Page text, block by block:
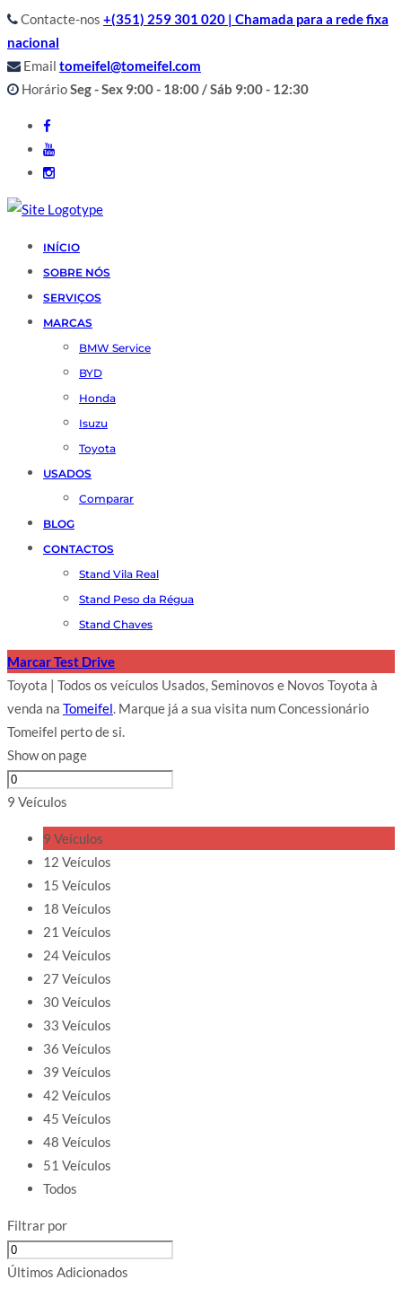
Contacte-nos +(351) 259 301 020 | Chamada para a rede fixa
nacional
Email tomeifel@tomeifel.com
HorárioSeg - Sex 9:00 - 18:00 / Sáb 9:00 - 12:30
INÍCIO
SOBRE NÓS
SERVIÇOS
MARCAS
BMW Service
BYD
Honda
Isuzu
Toyota
USADOS
Comparar
BLOG
CONTACTOS
Stand Vila Real
Stand Peso da Régua
Stand Chaves
Marcar Test Drive
Toyota | Todos os veículos Usados, Seminovos e Novos Toyota à
venda na Tomeifel. Marque já a sua visita num Concessionário
Tomeifel perto de si.
Show on page
9 Veículos
9 Veículos
12 Veículos
15 Veículos
18 Veículos
21 Veículos
24 Veículos
27 Veículos
30 Veículos
33 Veículos
36 Veículos
39 Veículos
42 Veículos
45 Veículos
48 Veículos
51 Veículos
Todos
Filtrar por
Últimos Adicionados